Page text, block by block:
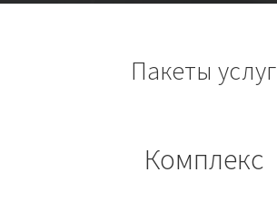
Пакеты услуг
Комплекс